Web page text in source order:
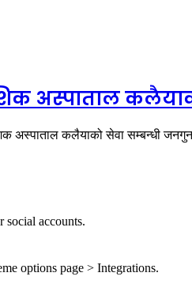
अस्पाताल
अस्पाताल कलैयाको सेवा सम्बन्धी
social accounts.
options page > Integrations.